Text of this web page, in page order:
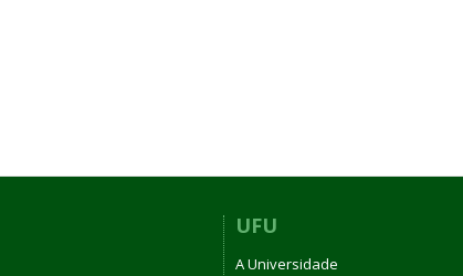
UFU
A Universidade